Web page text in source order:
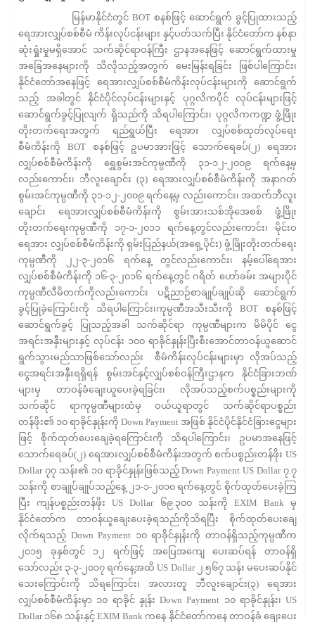
မြန်မာနိုင်ငံတွင် BOT စနစ်ဖြင့် ဆောင်ရွက် ခွင့်ပြုထားသည့်
ရေအားလျှပ်စစ်စီမံ ကိန်းလုပ်ငန်းများ နှင့်ပတ်သက်ပြီး နိုင်ငံတော်က နစ်နာ
ဆုံးရှုံးမှုမရှိအောင် သက်ဆိုင်ရာဝန်ကြီး ဌာနအနေဖြင့် ဆောင်ရွက်ထားမှု
အခြေအနေများကို သိလိုသည့်အတွက် မေးမြန်းရခြင်း ဖြစ်ပါကြောင်း၊
နိုင်ငံတော်အနေဖြင့် ရေအားလျှပ်စစ်စီမံကိန်းလုပ်ငန်းများကို ဆောင်ရွက်
သည့် အခါတွင် နိုင်ငံပိုင်လုပ်ငန်းများနှင့် ပုဂ္ဂလိကပိုင် လုပ်ငန်းများဖြင့်
ဆောင်ရွက်ခွင့်ပြုလျက် ရှိသည်ကို သိရပါကြောင်း၊ ပုဂ္ဂလိကကဏ္ဍ ဖွံ့ဖြိုး
တိုးတက်ရေးအတွက် ရည်ရွယ်ပြီး ရေအား လျှပ်စစ်ထုတ်လုပ်ရေး
စီမံကိန်းကို BOT စနစ်ဖြင့် ဥပမာအားဖြင့် သောက်ရေခပ်(၂) ရေအား
လျှပ်စစ်စီမံကိန်းကို ရွှေစွမ်းအင်ကုမ္ပဏီကို ၃၁-၁၂-၂၀၀၉ ရက်နေ့မှ
လည်းကောင်း၊ ဘီလူးချောင်း (၃) ရေအားလျှပ်စစ်စီမံကိန်းကို အနာဂတ်
စွမ်းအင်ကုမ္ပဏီကို ၃၁-၁၂-၂၀၀၉ ရက်နေ့မှ လည်းကောင်း၊ အထက်ဘီလူး
ချောင်း ရေအားလျှပ်စစ်စီမံကိန်းကို စွမ်းအားသစ်အိုအေစစ် ဖွံ့ဖြိုး
တိုးတက်ရေးကုမ္ပဏီကို ၁၇-၁-၂၀၁၁ ရက်နေ့တွင်လည်းကောင်း၊ မိုင်းဝ
ရေအား လျှပ်စစ်စီမံကိန်းကို ရှမ်းပြည်နယ်(အရှေ့ပိုင်း) ဖွံ့ဖြိုးတိုးတက်ရေး
ကုမ္ပဏီကို ၂၂-၃-၂၀၁၆ ရက်နေ့ တွင်လည်းကောင်း၊ နမ့်ပေါ်ရေအား
လျှပ်စစ်စီမံကိန်းကို ၁၆-၃-၂၀၁၆ ရက်နေ့တွင် ဂရိတ် ဟော်ခမ်း အများပိုင်
ကုမ္ပဏီလီမိတက်ကိုလည်းကောင်း ပဋိညာဉ်စာချုပ်ချုပ်ဆို ဆောင်ရွက်
ခွင့်ပြုခဲ့ကြောင်းကို သိရပါကြောင်း၊ကုမ္ပဏီအသီးသီးကို BOT စနစ်ဖြင့်
ဆောင်ရွက်ခွင့် ပြုသည့်အခါ သက်ဆိုင်ရာ ကုမ္ပဏီများက မိမိပိုင် ငွေ
အရင်းအနှီးများနှင့် လုပ်ငန်း ၁၀၀ ရာခိုင်နှုန်းပြီးစီးအောင်တာဝန်ယူဆောင်
ရွက်သွားမည်သာဖြစ်သော်လည်း စီမံကိန်းလုပ်ငန်းများမှာ လိုအပ်သည့်
ငွေအရင်းအနှီးရရှိရန် စွမ်းအင်နှင့်လျှပ်စစ်ဝန်ကြီးဌာနက နိုင်ငံခြားဘဏ်
များမှ တာဝန်ခံချေးယူပေးခဲ့ရခြင်း၊ လိုအပ်သည့်စက်ပစ္စည်းများကို
သက်ဆိုင် ရာကုမ္ပဏီများထံမှ ဝယ်ယူရာတွင် သက်ဆိုင်ရာပစ္စည်း
တန်ဖိုး၏ ၁၀ ရာခိုင်နှုန်းကို Down Payment အဖြစ် နိုင်ငံပိုင်နိုင်ငံခြားငွေများ
ဖြင့် စိုက်ထုတ်ပေးချေခဲ့ရကြောင်းကို သိရပါကြောင်း၊ ဥပမာအနေဖြင့်
သောက်ရေခပ်(၂) ရေအားလျှပ်စစ်စီမံကိန်းအတွက် စက်ပစ္စည်းတန်ဖိုး US
Dollar ၇၇ သန်း၏ ၁၀ ရာခိုင်နှုန်းဖြစ်သည့် Down Payment US Dollar ၇.၇
သန်းကို စာချုပ်ချုပ်သည့်နေ့ ၂၁-၁-၂၀၁၀ ရက်နေ့တွင် စိုက်ထုတ်ပေးခဲ့ကြ
ပြီး ကျန်ပစ္စည်းတန်ဖိုး US Dollar ၆၉.၃၀၀ သန်းကို EXIM Bank မှ
နိုင်ငံတော်က တာဝန်ယူချေးပေးခဲ့ရသည်ကိုသိရပြီး စိုက်ထုတ်ပေးချေ
လိုက်ရသည့် Down Payment ၁၀ ရာခိုင်နှုန်းကို တာဝန်ရှိသည့်ကုမ္ပဏီက
၂၀၁၅ ခုနှစ်တွင် ၁၂ ရက်ဖြင့် အပြေအကျေ ပေးဆပ်ရန် တာဝန်ရှိ
သော်လည်း ၃-၃-၂၀၁၇ ရက်နေ့အထိ US Dollar ၂.၅၆၇ သန်း မပေးဆပ်နိုင်
သေးကြောင်းကို သိရကြောင်း၊ အလားတူ ဘီလူးချောင်း(၃) ရေအား
လျှပ်စစ်စီမံကိန်းမှာ ၁၀ ရာခိုင် နှုန်း Down Payment ၁၀ ရာခိုင်နှုန်း၊ US
Dollar ၁၆၈ သန်းနှင့် EXIM Bank ကနေ နိုင်ငံတော်ကနေ တာဝန်ခံ ချေးပေး